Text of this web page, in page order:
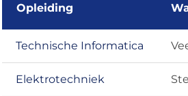
Opleiding
Technische Informatica
Elektrotechniek